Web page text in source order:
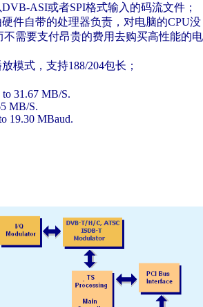
ASI或者SPI格式输入的码流文件；
件自带的处理器负责，对电脑的CPU没
需要支付昂贵的费用去购买高性能的电
模式，支持188/204包长；
31.67 MB/S.
MB/S.
19.30 MBaud.